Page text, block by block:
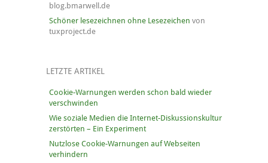
blog.bmarwell.de
Schöner lesezeichnen ohne Lesezeichen von
tuxproject.de
LETZTE ARTIKEL
Cookie-Warnungen werden schon bald wieder
verschwinden
Wie soziale Medien die Internet-Diskussionskultur
zerstörten – Ein Experiment
Nutzlose Cookie-Warnungen auf Webseiten
verhindern